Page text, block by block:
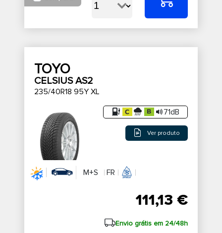
TOYO
CELSIUS AS2
235/40R18 95Y XL
71dB
Ver produto
M+S FR
111,13 €
Envio grátis em 24/48h